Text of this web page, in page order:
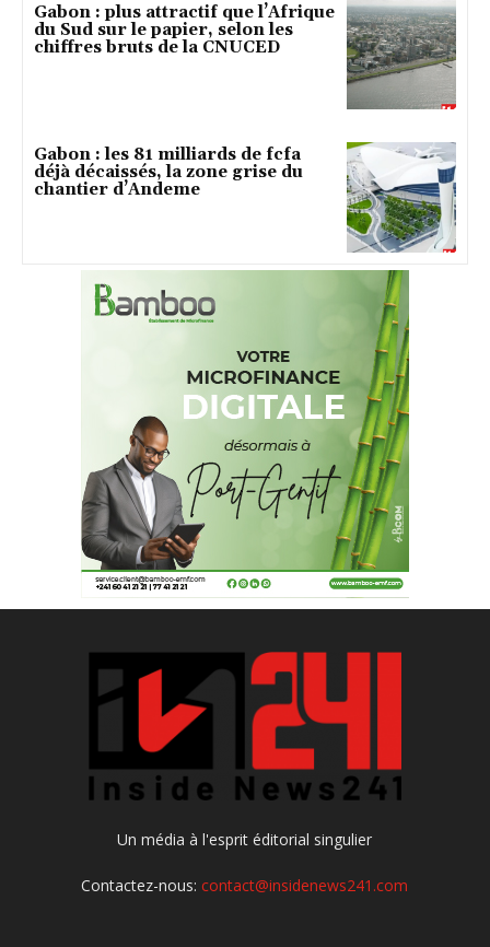
Gabon : plus attractif que l’Afrique
du Sud sur le papier, selon les
chiffres bruts de la CNUCED
Gabon : les 81 milliards de fcfa
déjà décaissés, la zone grise du
chantier d’Andeme
Un média à l'esprit éditorial singulier
Contactez-nous:contact@insidenews241.com